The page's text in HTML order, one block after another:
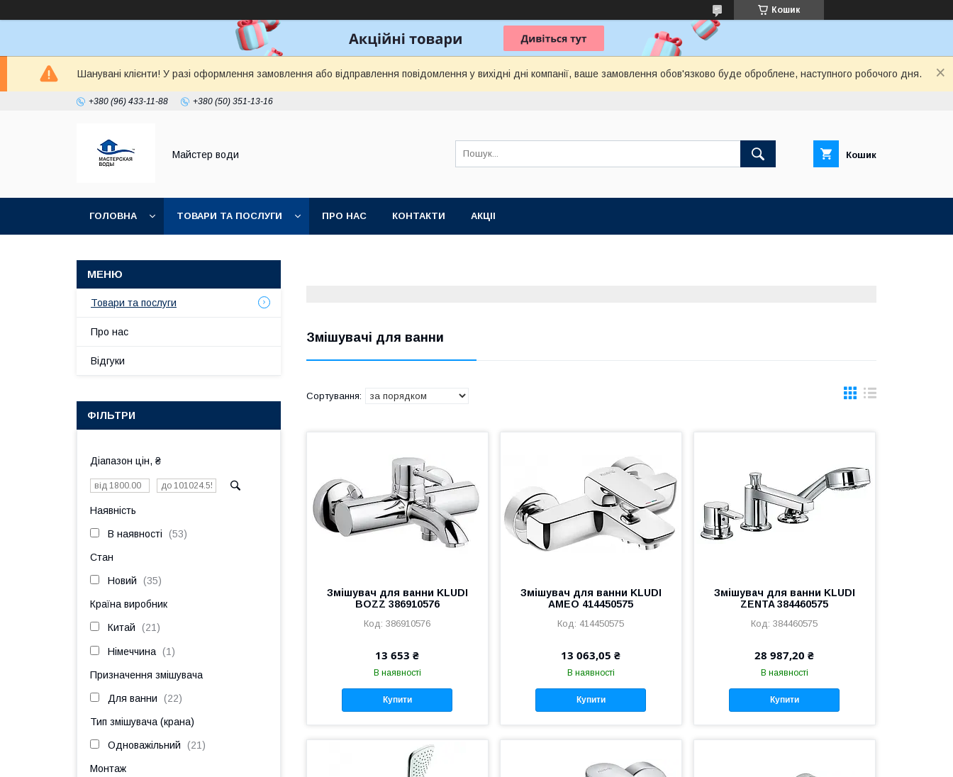
Кошик
Шанувані клієнти! У разі оформлення замовлення або відправлення повідомлення у вихідні дні компанії, ваше замовлення обов'язково буде оброблене, наступного робочого дня.
+380 (96) 433-11-88 +380 (50) 351-13-16
Майстер води Кошик
ГОЛОВНА ТОВАРИ ТА ПОСЛУГИ ПРО НАС КОНТАКТИ АКЦІІ
Змішувачі для ванни
Змішувач для ванни KLUDI
BOZZ 386910576
386910576
13 653 ₴
В наявності
Купити
Змішувач для ванни KLUDI
AMEO 414450575
414450575
13 063,05 ₴
В наявності
Купити
Змішувач для ванни KLUDI
ZENTA 384460575
384460575
28 987,20 ₴
В наявності
Купити
Товари та послуги
Про нас
Відгуки
ФІЛЬТРИ
Діапазон цін, ₴
Наявність
В наявності 53
Стан
Новий 35
Країна виробник
Китай 21
Німеччина 1
Призначення змішувача
Для ванни 22
Тип змішувача (крана)
Одноважільний 21
Монтаж